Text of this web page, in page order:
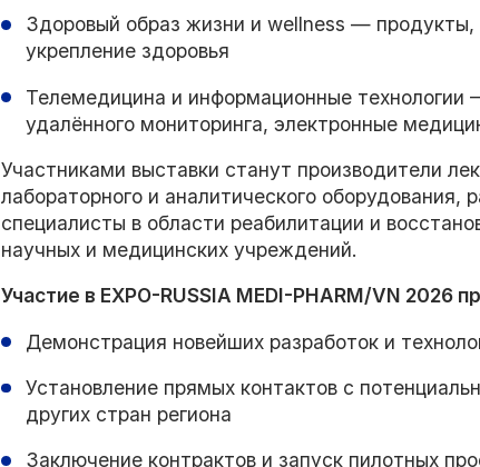
Здоровый образ жизни и wellness — продукты,
укрепление здоровья
Телемедицина и информационные
удалённого мониторинга, электронные
Участниками выставки станут производители
лабораторного и аналитического
специалисты в области реабилитации и
научных и медицинских учреждений.
Участие в EXPO-RUSSIA MEDI-PHARM/VN
Демонстрация новейших разработок и
Установление прямых контактов с
других стран региона
Заключение контрактов и запуск пилотных